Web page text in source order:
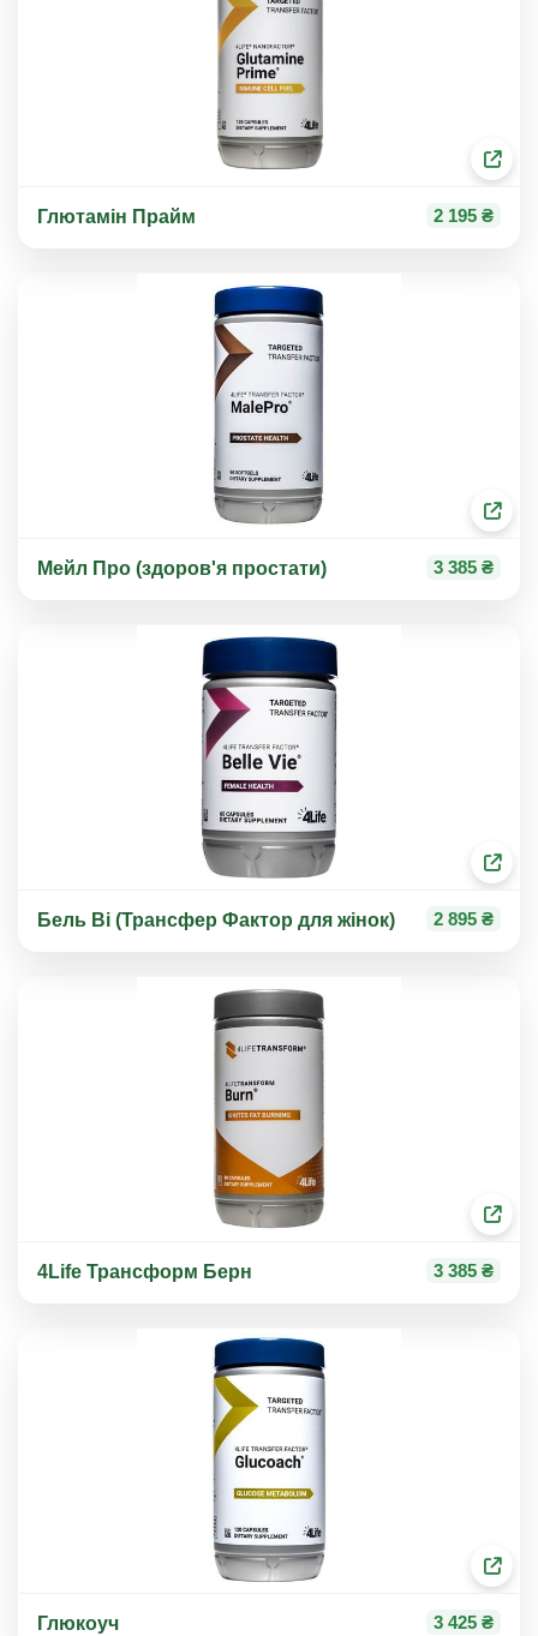
Глютамін Прайм 2 195 ₴
Мейл Про (здоров'я простати) 3 385 ₴
Бель Ві (Трансфер Фактор для жінок) 2 895 ₴
4Life Трансформ Берн 3 385 ₴
Глюкоуч 3 425 ₴